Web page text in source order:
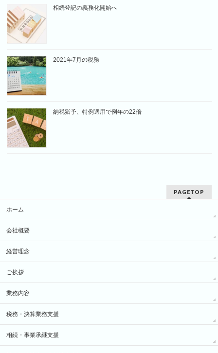
相続登記の義務化開始へ
2021年7月の税務
納税猶予、特例適用で例年の22倍
PAGETOP
ホーム
会社概要
経営理念
ご挨拶
業務内容
税務・決算業務支援
相続・事業承継支援